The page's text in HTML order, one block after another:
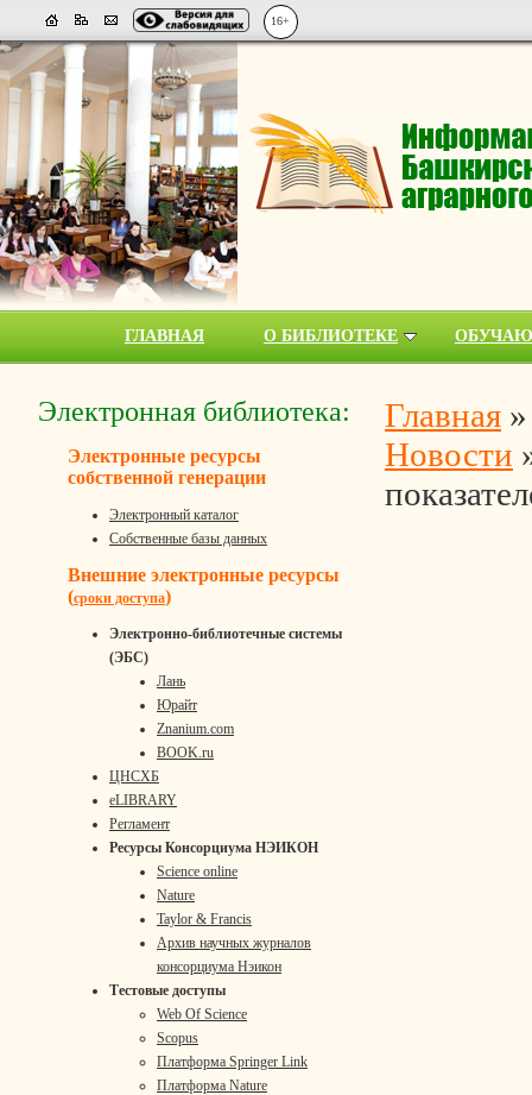
16+
ГЛАВНАЯ О БИБЛИОТЕКЕ
Электронная библиотека:
Электронные ресурсы
собственной генерации
Электронный каталог
Собственные базы данных
Внешние электронные ресурсы
(сроки доступа)
Электронно-библиотечные системы
(ЭБС)
Лань
Юрайт
Znanium.com
BOOK.ru
ЦНСХБ
eLIBRARY
Регламент
Ресурсы Консорциума НЭИКОН
Science online
Nature
Taylor & Francis
Архив научных журналов
консорциума Нэикон
Тестовые доступы
Web Of Science
Scopus
Платформа Springer Link
Платформа Nature
Главная
Новости